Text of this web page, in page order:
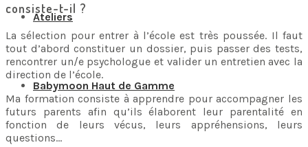
Ateliers
Babymoon Haut de Gamme
consiste-t-il ?
La sélection pour entrer à l’école est très poussée. Il faut
tout d’abord constituer un dossier, puis passer des tests,
rencontrer un/e psychologue et valider un entretien avec la
direction de l’école.
Ma formation consiste à apprendre pour accompagner les
futurs parents afin qu’ils élaborent leur parentalité en
fonction de leurs vécus, leurs appréhensions, leurs
questions…